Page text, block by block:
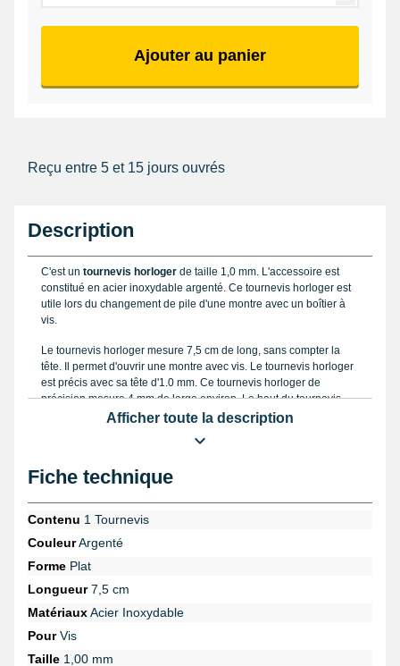
Ajouter au panier
Reçu entre 5 et 15 jours ouvrés
Description
C'est un tournevis horloger de taille 1,0 mm. L'accessoire est
constitué en acier inoxydable argenté. Ce tournevis horloger est
utile lors du changement de pile d'une montre avec un boîtier à
vis.
Le tournevis horloger mesure 7,5 cm de long, sans compter la
tête. Il permet d'ouvrir une montre avec vis. Le tournevis horloger
est précis avec sa tête d'1.0 mm. Ce tournevis horloger de
précision mesure 4 mm de large environ. Le haut du tournevis
horloger peut tourner, indépendamment du reste de l'accessoire
La tête est de taille 1,0 mm. Elle se fixe avec un système de vis.
Trouvez la taille de tournevis horloger dans la
Afficher toute la description
Fiche technique
Contenu 1 Tournevis
CouleurArgenté
Forme Plat
Longueur7,5 cm
MatériauxAcier Inoxydable
PourVis
Taille 1,00 mm